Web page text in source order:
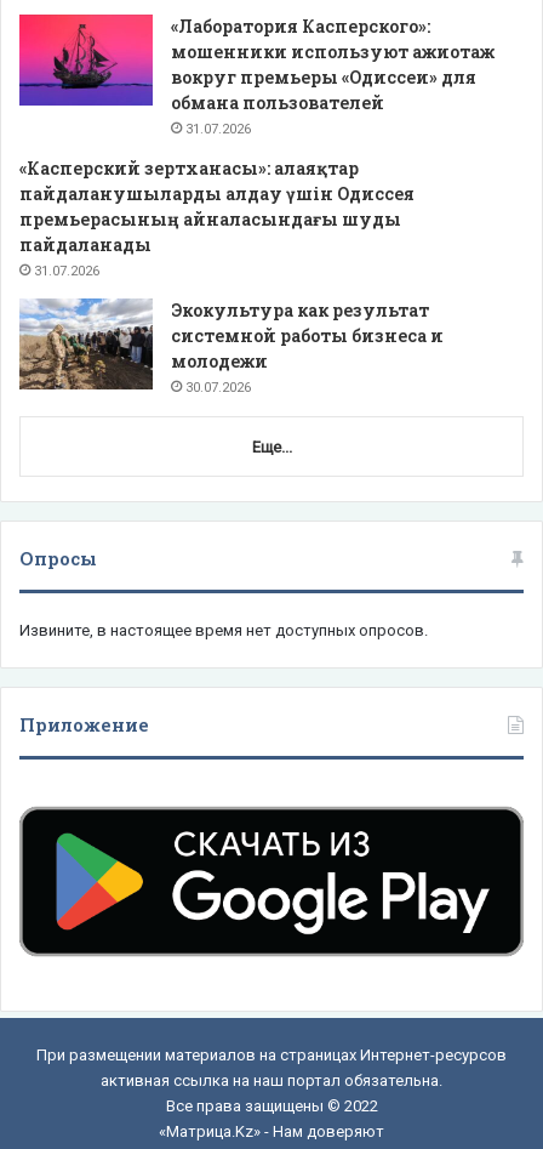
«Лаборатория Касперского»:
мошенники используют ажиотаж
вокруг премьеры «Одиссеи» для
обмана пользователей
31.07.2026
«Касперский зертханасы»: алаяқтар
пайдаланушыларды алдау үшін Одиссея
премьерасының айналасындағы шуды
пайдаланады
31.07.2026
Экокультура как результат
системной работы бизнеса и
молодежи
30.07.2026
Еще...
Опросы
Извините, в настоящее время нет доступных опросов.
Приложение
При размещении материалов на страницах Интернет-ресурсов
активная ссылка на наш портал обязательна.
Все права защищены © 2022
«Матрица.Kz» - Нам доверяют